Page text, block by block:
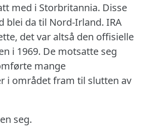
med i Storbritannia. Disse
blei da til Nord-Irland. IRA
det var altså den offisielle
i 1969. De motsatte seg
mange
i området fram til slutten av
seg.